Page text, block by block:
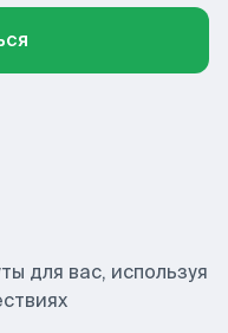
для вас, используя